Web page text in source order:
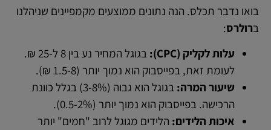
בואו נדבר תכלס. הנה נתונים ממוצעים מקמפיינים שניהלנו
ברולרס:
עלות לקליק (CPC):
בגוגל המחיר נע בין 8 ל-25 ₪.
לעומת זאת, בפייסבוק הוא נמוך יותר (1.5-8 ₪).
שיעור המרה:
בגוגל הוא גבוה (3-8%) בגלל כוונת
הרכישה. בפייסבוק הוא נמוך יותר (0.5-2%).
איכות הלידים: הלידים מגוגל לרוב "חמים" יותר